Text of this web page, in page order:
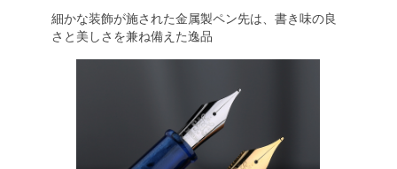
細かな装飾が施された金属製ペン先は、書き味の良
さと美しさを兼ね備えた逸品